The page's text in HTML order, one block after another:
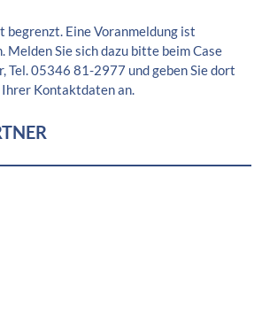
begrenzt. Eine Voranmeldung ist
Melden Sie sich dazu bitte beim Case
Tel. 05346 81-2977 und geben Sie dort
Kontaktdaten an.